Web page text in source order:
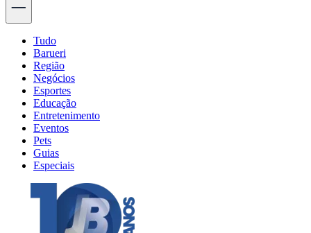
Tudo
Barueri
Região
Negócios
Esportes
Educação
Entretenimento
Eventos
Pets
Guias
Especiais
Explore Tudo
Últimas Notícias
Previsão do Tempo
Trânsito e Rotas